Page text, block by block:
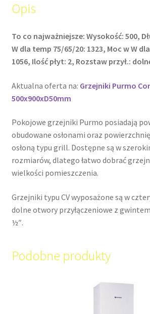
Opis
To co najważniejsze: Wysokość: 500,
W dla temp 75/65/20: 1323, Moc w W
1056, Ilość płyt: 2, Rozstaw przył.:
Aktualna oferta na: Grzejniki Purmo
500x900xD50mm
Pokojowe grzejniki Purmo posiadają
obudowane osłonami oraz
osłoną typu grill. Dostępne są w
rozmiarów, dlatego łatwo dobrać
wielkości pomieszczenia.
Grzejniki typu CV wyposażone są w
dolne otwory przyłączeniowe z
½″.
Podobne produkty